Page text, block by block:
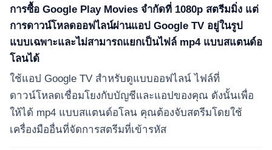
การซื้อ Google Play Movies จำกัดที่ 1080p สตรีมมิ่ง แต่
การดาวน์โหลดออฟไลน์ผ่านแอป Google TV อยู่ในรูป
แบบเฉพาะและไม่สามารถแยกเป็นไฟล์ mp4 แบบสแตนด์อ
โลนได้
ใช้แอป Google TV สำหรับดูแบบออฟไลน์ ไฟล์ที่
ดาวน์โหลดเชื่อมโยงกับบัญชีและแอปของคุณ ดังนั้นเพื่อ
ให้ได้ mp4 แบบสแตนด์อโลน คุณต้องจับสตรีมโดยใช้
เครื่องมืออื่นที่จัดการสตรีมที่เข้ารหัส